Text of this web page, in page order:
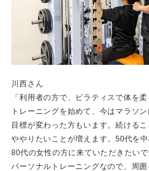
川西さん
「利用者の方で、ピラティスで体を
トレーニングを始めて、今はマラソ
目標が変わった方もいます。続ける
ややりたいことが増えます。50代を中
80代の女性の方に来ていただきたいで
パーソナルトレーニングなので、周